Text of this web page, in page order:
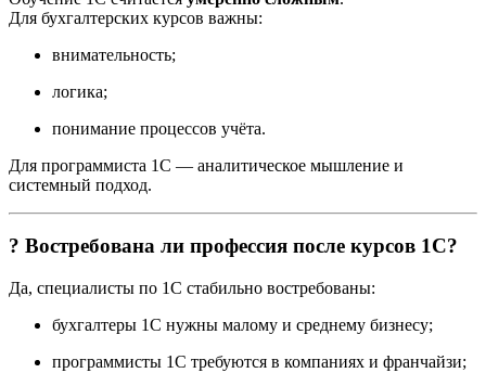
Для бухгалтерских курсов важны:
внимательность;
логика;
понимание процессов учёта.
Для программиста 1С — аналитическое мышление и
системный подход.
? Востребована ли профессия после курсов 1С?
Да, специалисты по 1С стабильно востребованы:
бухгалтеры 1С нужны малому и среднему бизнесу;
программисты 1С требуются в компаниях и франчайзи;